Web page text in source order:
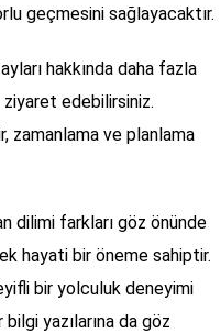
geçmesini sağlayacaktır.
hakkında daha fazla
ziyaret edebilirsiniz.
zamanlama ve planlama
dilimi farkları göz önünde
hayati bir öneme sahiptir.
bir yolculuk deneyimi
yazılarına da göz